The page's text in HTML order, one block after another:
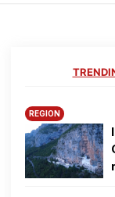
REGION